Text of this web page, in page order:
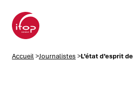
Accueil>Journalistes >